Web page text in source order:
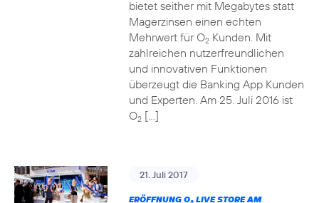
bietet seither mit Megabytes statt
Magerzinsen einen echten
Mehrwert für O2Kunden. Mit
zahlreichen nutzerfreundlichen
und innovativen Funktionen
überzeugt die Banking App Kunden
und Experten. Am 25. Juli 2016 ist
O2[…]
21. Juli 2017
ERÖFFNUNG O LIVE STORE AM